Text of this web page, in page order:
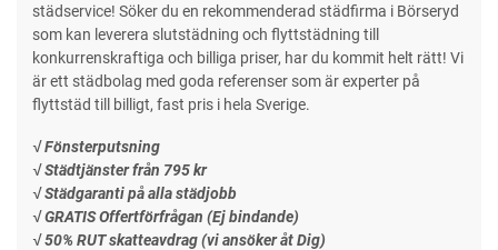
städservice! Söker du en rekommenderad städfirma i Börseryd
som kan leverera slutstädning och flyttstädning till
konkurrenskraftiga och billiga priser, har du kommit helt rätt! Vi
är ett städbolag med goda referenser som är experter på
flyttstäd till billigt, fast pris i hela Sverige.
√ Fönsterputsning
√ Städtjänster från 795 kr
√ Städgaranti på alla städjobb
√ GRATIS Offertförfrågan (Ej bindande)
√ 50% RUT skatteavdrag (vi ansöker åt Dig)